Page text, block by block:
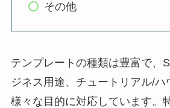
その他
テンプレートの種類は豊富で、
ジネス用途、チュートリアル/ハ
様々な目的に対応しています。